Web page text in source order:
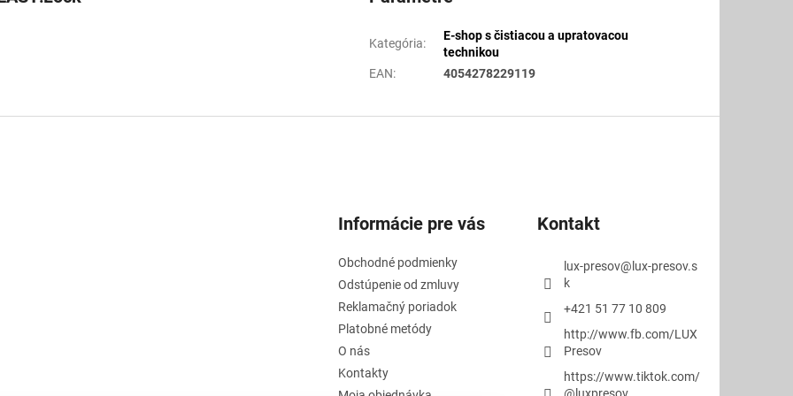
Kategória:
E-shop s čistiacou a upratovacou
technikou
EAN: 4054278229119
Informácie pre vás
Obchodné podmienky
Odstúpenie od zmluvy
Reklamačný poriadok
Platobné metódy
O nás
Kontakty
Kontakt
lux-presov@lux-presov.s
k
+421 51 77 10 809
http://www.fb.com/LUX
Presov
https://www.tiktok.com/
@luxpresov